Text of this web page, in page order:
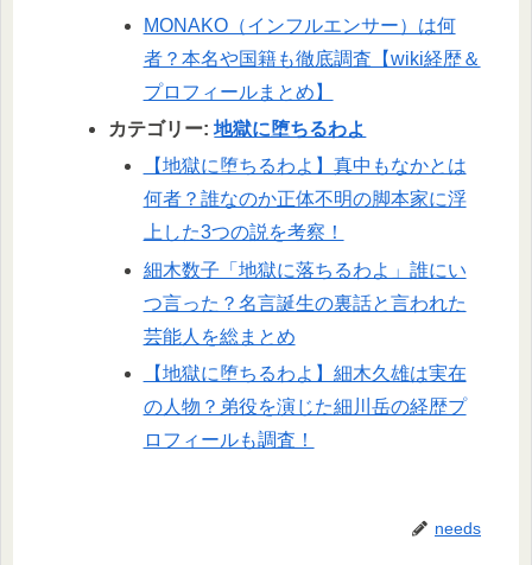
MONAKO（インフルエンサー）は何
者？本名や国籍も徹底調査【wiki経歴＆
プロフィールまとめ】
カテゴリー:地獄に堕ちるわよ
【地獄に堕ちるわよ】真中もなかとは
何者？誰なのか正体不明の脚本家に浮
上した3つの説を考察！
細木数子「地獄に落ちるわよ」誰にい
つ言った？名言誕生の裏話と言われた
芸能人を総まとめ
【地獄に堕ちるわよ】細木久雄は実在
の人物？弟役を演じた細川岳の経歴プ
ロフィールも調査！
needs